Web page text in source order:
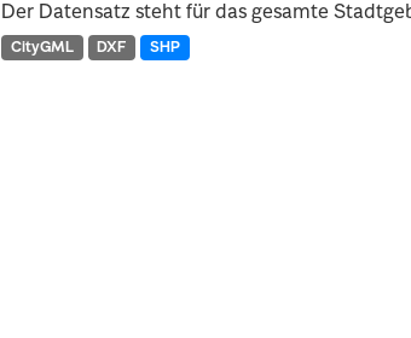
Der Datensatz steht für das gesamte
CityGML DXF SHP